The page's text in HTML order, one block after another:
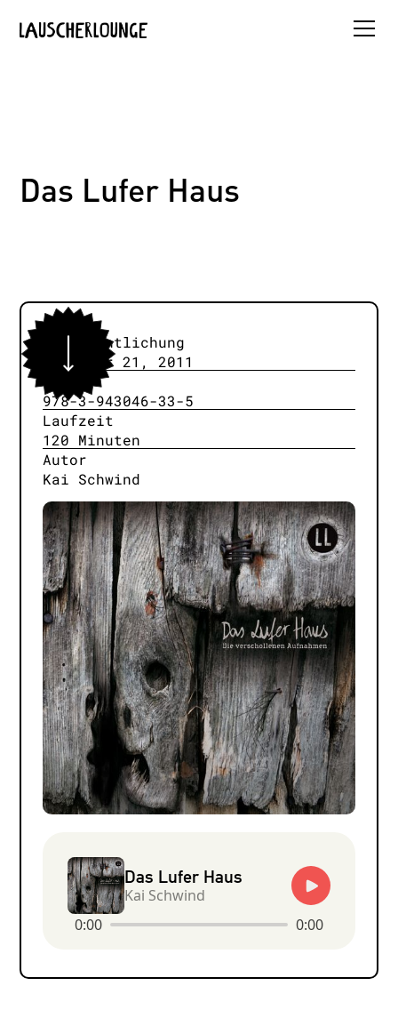
Das Lufer Haus
Veröffentlichung
November 21, 2011
978-3-943046-33-5
Laufzeit
120 Minuten
Autor
Kai Schwind
Das Lufer Haus
Kai Schwind
0:00
0:00